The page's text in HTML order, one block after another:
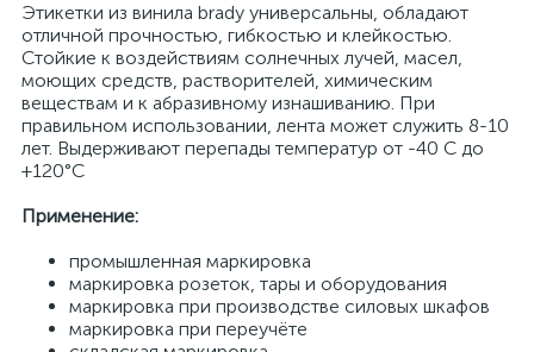
Этикетки из винила brady универсальны, обладают
отличной прочностью, гибкостью и клейкостью.
Стойкие к воздействиям солнечных лучей, масел,
моющих средств, растворителей, химическим
веществам и к абразивному изнашиванию. При
правильном использовании, лента может служить 8-10
лет. Выдерживают перепады температур от -40 С до
+120°С
Применение:
промышленная маркировка
маркировка розеток, тары и оборудования
маркировка при производстве силовых шкафов
маркировка при переучёте